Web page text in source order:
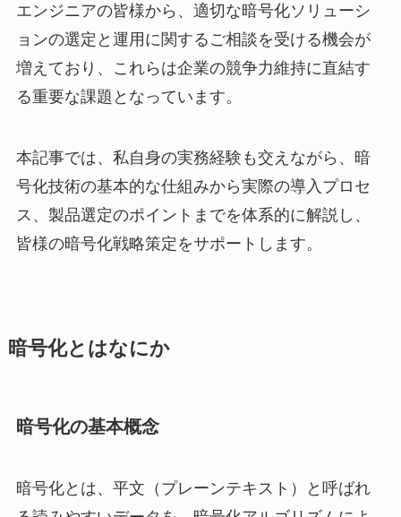
エンジニアの皆様から、適切な暗号化ソリューシ
ョンの選定と運用に関するご相談を受ける機会が
増えており、これらは企業の競争力維持に直結す
る重要な課題となっています。
本記事では、私自身の実務経験も交えながら、暗
号化技術の基本的な仕組みから実際の導入プロセ
ス、製品選定のポイントまでを体系的に解説し、
皆様の暗号化戦略策定をサポートします。
暗号化とはなにか
暗号化の基本概念
暗号化とは、平文（プレーンテキスト）と呼ばれ